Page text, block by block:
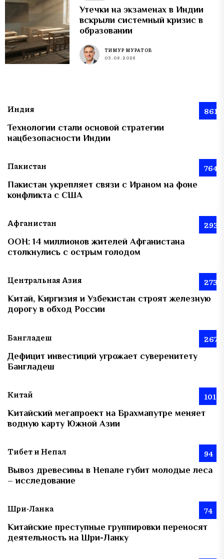
Утечки на экзаменах в Индии
вскрыли системный кризис в
образовании
ТИМУР МУРАТОВ
03.08.2026
Индия 861
Технологии стали основой стратегии
нацбезопасности Индии
Пакистан 764
Пакистан укрепляет связи с Ираном на фоне
конфликта с США
Афганистан 293
ООН: 14 миллионов жителей Афганистана
столкнулись с острым голодом
Центральная Азия 273
Китай, Киргизия и Узбекистан строят железную
дорогу в обход России
Бангладеш 267
Дефицит инвестиций угрожает суверенитету
Бангладеш
Китай 101
Китайский мегапроект на Брахмапутре меняет
водную карту Южной Азии
Тибет и Непал 94
Вывоз древесины в Непале губит молодые леса
– исследование
Шри-Ланка 74
Китайские преступные группировки переносят
деятельность на Шри-Ланку